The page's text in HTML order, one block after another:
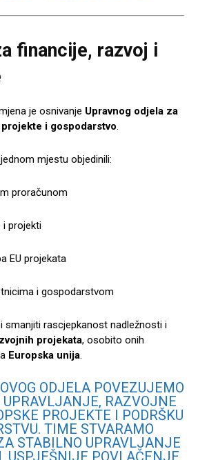
financije, razvoj i
je osnivanje Upravnog odjela za
i gospodarstvo.
mjestu objedinili:
proračunom
i projekti
EU projekata
i gospodarstvom
smanjiti rascjepkanost nadležnosti i
projekata, osobito onih
Europska unija.
ODJELA POVEZUJEMO
RAZVOJNE
PROJEKTE I PODRŠKU
TIME STVARAMO
STABILNO UPRAVLJANJE
USPJEŠNIJE POVLAČENJE